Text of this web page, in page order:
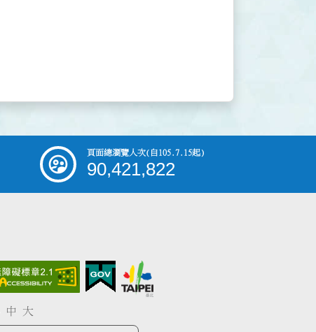
頁面總瀏覽人次(自105.7.15起)
90,421,822
中 大